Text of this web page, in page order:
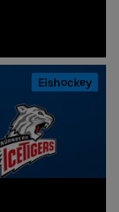
Eishockey